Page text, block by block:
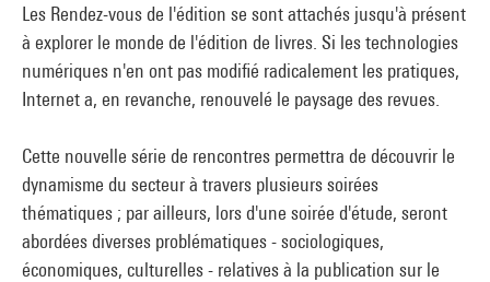
Les Rendez-vous de l'édition se sont attachés jusqu'à présent
à explorer le monde de l'édition de livres. Si les technologies
numériques n'en ont pas modifié radicalement les pratiques,
Internet a, en revanche, renouvelé le paysage des revues.
Cette nouvelle série de rencontres permettra de découvrir le
dynamisme du secteur à travers plusieurs soirées
thématiques ; par ailleurs, lors d'une soirée d'étude, seront
abordées diverses problématiques - sociologiques,
économiques, culturelles - relatives à la publication sur le